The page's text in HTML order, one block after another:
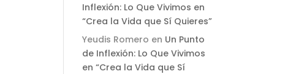
Inflexión: Lo Que Vivimos en
“Crea la Vida que Sí Quieres”
Yeudis Romero en Un Punto
de Inflexión: Lo Que Vivimos
en “Crea la Vida que Sí